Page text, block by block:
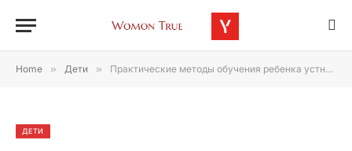
Home » Дети » Практические методы обучения ребенка устному счету дома
ДЕТИ